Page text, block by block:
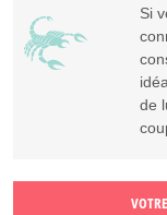
Si
de